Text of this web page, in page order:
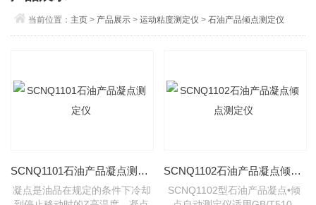
当前位置： 主页 > 产品展示 >运动粘度测定仪 >石油产品倾点测定仪
SCNQ1101石油产品凝点测定仪
凝点是油品在规定的条件下冷却
SCNQ1102石油产品凝点倾点测定仪
SCNQ1102型石油产品凝点•倾